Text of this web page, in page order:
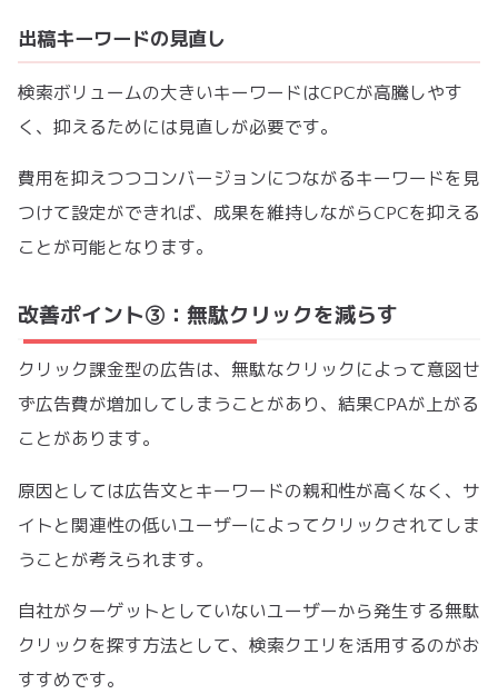
出稿キーワードの見直し
検索ボリュームの大きいキーワードはCPCが高騰しやす
く、抑えるためには見直しが必要です。
費用を抑えつつコンバージョンにつながるキーワードを見
つけて設定ができれば、成果を維持しながらCPCを抑える
ことが可能となります。
改善ポイント③：無駄クリックを減らす
クリック課金型の広告は、無駄なクリックによって意図せ
ず広告費が増加してしまうことがあり、結果CPAが上がる
ことがあります。
原因としては広告文とキーワードの親和性が高くなく、サ
イトと関連性の低いユーザーによってクリックされてしま
うことが考えられます。
自社がターゲットとしていないユーザーから発生する無駄
クリックを探す方法として、検索クエリを活用するのがお
すすめです。